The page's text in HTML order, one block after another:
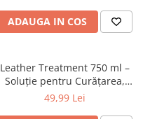
Interiorul Auto
ADAUGA IN COS
Leather Treatment 750 ml –
Soluție pentru Curățarea,
Hidratarea și Protejarea Pielii
49,99 Lei